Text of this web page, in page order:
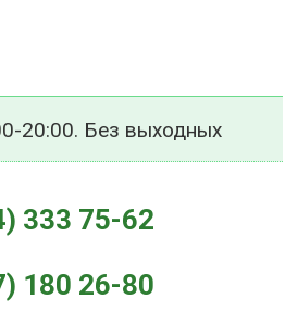
20:00. Без выходных
333 75-62
180 26-80